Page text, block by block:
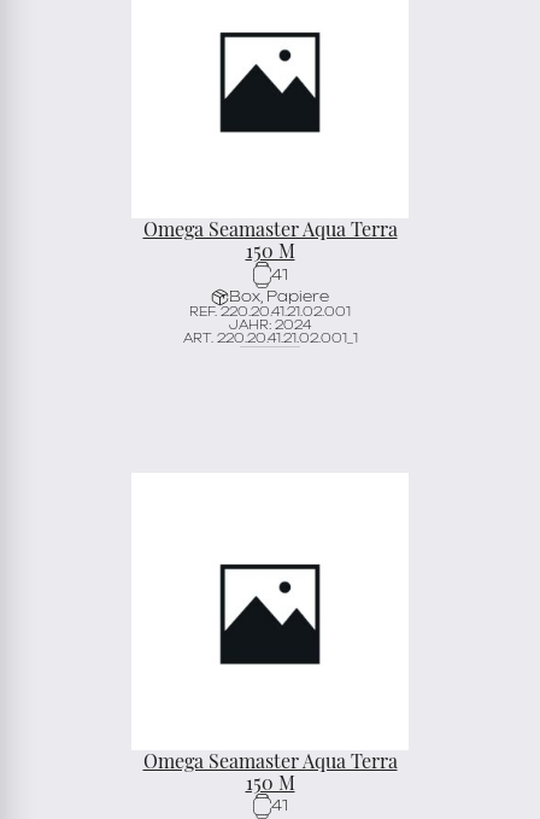
Omega Seamaster Aqua Terra
150 M
41
Box, Papiere
REF. 220.20.41.21.02.001
JAHR: 2024
ART. 220.20.41.21.02.001_1
Omega Seamaster Aqua Terra
150 M
41